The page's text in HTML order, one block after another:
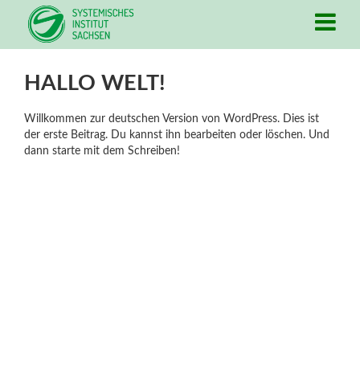
HALLO WELT!
Willkommen zur deutschen Version von WordPress. Dies ist
der erste Beitrag. Du kannst ihn bearbeiten oder löschen. Und
dann starte mit dem Schreiben!